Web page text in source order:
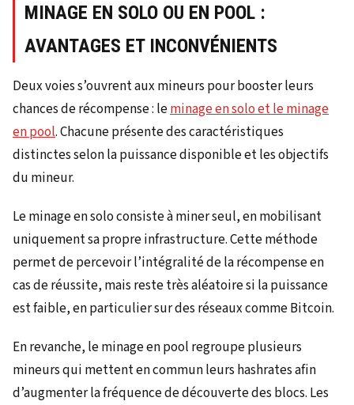
MINAGE EN SOLO OU EN POOL :
AVANTAGES ET INCONVÉNIENTS
Deux voies s’ouvrent aux mineurs pour booster leurs
chances de récompense : leminage en solo et le minage
en pool. Chacune présente des caractéristiques
distinctes selon la puissance disponible et les objectifs
du mineur.
Le minage en solo consiste à miner seul, en mobilisant
uniquement sa propre infrastructure. Cette méthode
permet de percevoir l’intégralité de la récompense en
cas de réussite, mais reste très aléatoire si la puissance
est faible, en particulier sur des réseaux comme Bitcoin.
En revanche, le minage en pool regroupe plusieurs
mineurs qui mettent en commun leurs hashrates afin
d’augmenter la fréquence de découverte des blocs. Les